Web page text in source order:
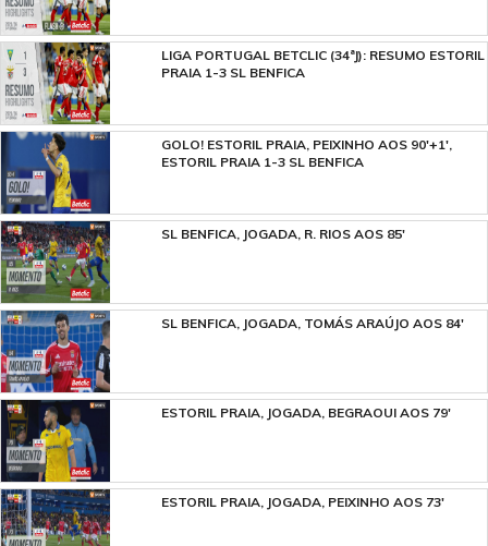
LIGA PORTUGAL BETCLIC (34ªJ): RESUMO ESTORIL
PRAIA 1-3 SL BENFICA
GOLO! ESTORIL PRAIA, PEIXINHO AOS 90'+1',
ESTORIL PRAIA 1-3 SL BENFICA
SL BENFICA, JOGADA, R. RIOS AOS 85'
SL BENFICA, JOGADA, TOMÁS ARAÚJO AOS 84'
ESTORIL PRAIA, JOGADA, BEGRAOUI AOS 79'
ESTORIL PRAIA, JOGADA, PEIXINHO AOS 73'